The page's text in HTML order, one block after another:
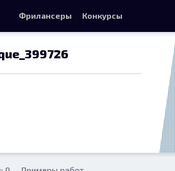
Фрилансеры Конкурсы